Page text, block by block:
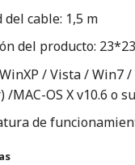
cable: 1,5 m
del producto:
/ Vista / Win7
/MAC-OS X v10.6 o
de